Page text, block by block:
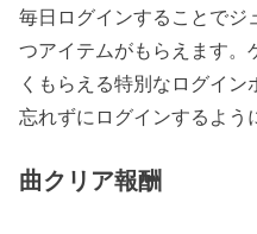
毎日ログインすることでジ
つアイテムがもらえます。
くもらえる特別なログイ
忘れずにログインするよう
曲クリア報酬